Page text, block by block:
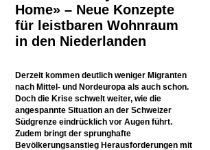
Home» – Neue Konzepte
für leistbaren Wohnraum
in den Niederlanden
Derzeit kommen deutlich weniger Migranten
nach Mittel- und Nordeuropa als auch schon.
Doch die Krise schwelt weiter, wie die
angespannte Situation an der Schweizer
Südgrenze eindrücklich vor Augen führt.
Zudem bringt der sprunghafte
Bevölkerungsanstieg Herausforderungen mit